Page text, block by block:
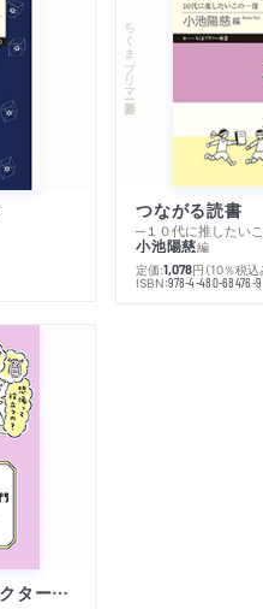
ちくまプリマー新書
つながる読書
─１０代に推したい
小池陽慈編
定価:1,078円 （10％税込
ISBN:978-4-480-68476-9
７日でできるキャラクター創作入門